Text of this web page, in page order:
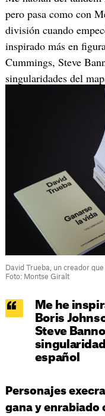
pero pasa como con
división cuando
inspirado más en
Cummings, Steve
singularidades del
David Trueba, un creador
Foto: Montse Giralt
Me he
Boris
Steve
español
Personajes
gana y enrabiado